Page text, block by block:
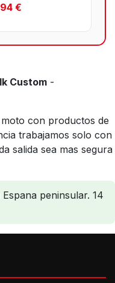
€
Custom -
con productos de
trabajamos solo con
salida sea mas segura
peninsular. 14